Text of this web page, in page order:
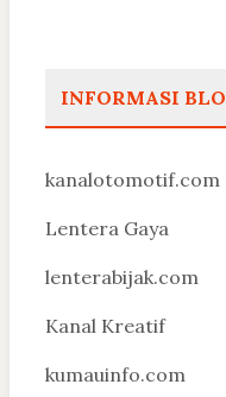
INFORMASI
kanalotomotif.com
Lentera Gaya
lenterabijak.com
Kanal Kreatif
kumauinfo.com